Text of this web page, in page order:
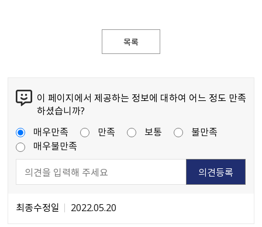
목록
이 페이지에서 제공하는 정보에 대하여 어느 정도 만족
하셨습니까?
매우만족
만족 보통
불만족
매우불만족
최종수정일 2022.05.20